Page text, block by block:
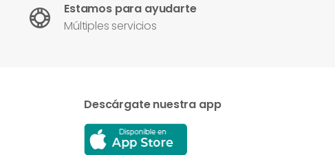
Estamos para ayudarte
Múltiples servicios
Descárgate nuestra app